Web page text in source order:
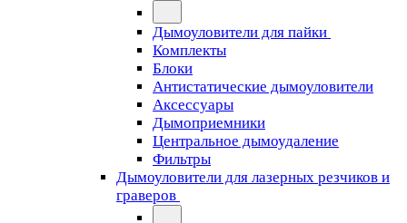
Дымоуловители для пайки
Комплекты
Блоки
Антистатические дымоуловители
Аксессуары
Дымоприемники
Центральное дымоудаление
Фильтры
Дымоуловители для лазерных резчиков и
граверов